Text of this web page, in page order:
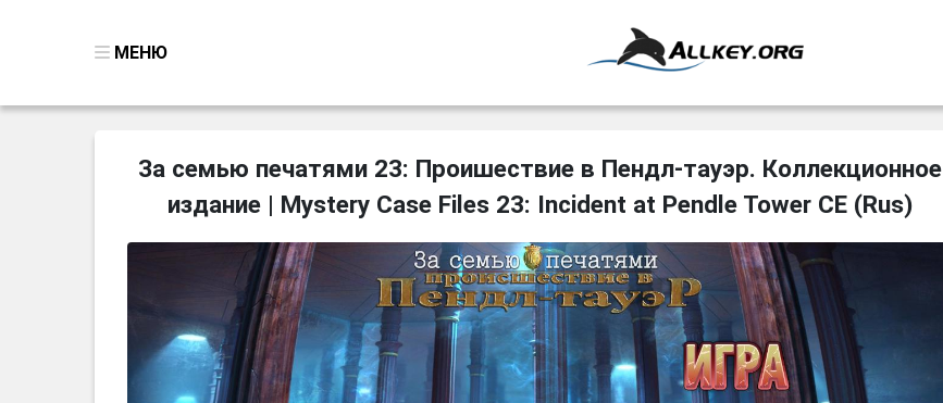
МЕНЮ
ГОЛОВОЛОМКИ
СТРАТЕГИИ
СТРЕЛЯЛКИ
За семью печатями 23: Проишествие в Пендл-тауэр. Коллекционное
издание | Mystery Case Files 23: Incident at Pendle Tower CE (Rus)